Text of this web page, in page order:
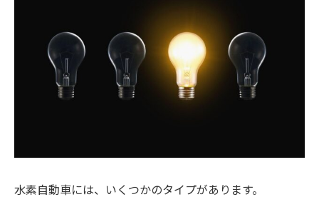
水素自動車には、いくつかのタイプがあります。